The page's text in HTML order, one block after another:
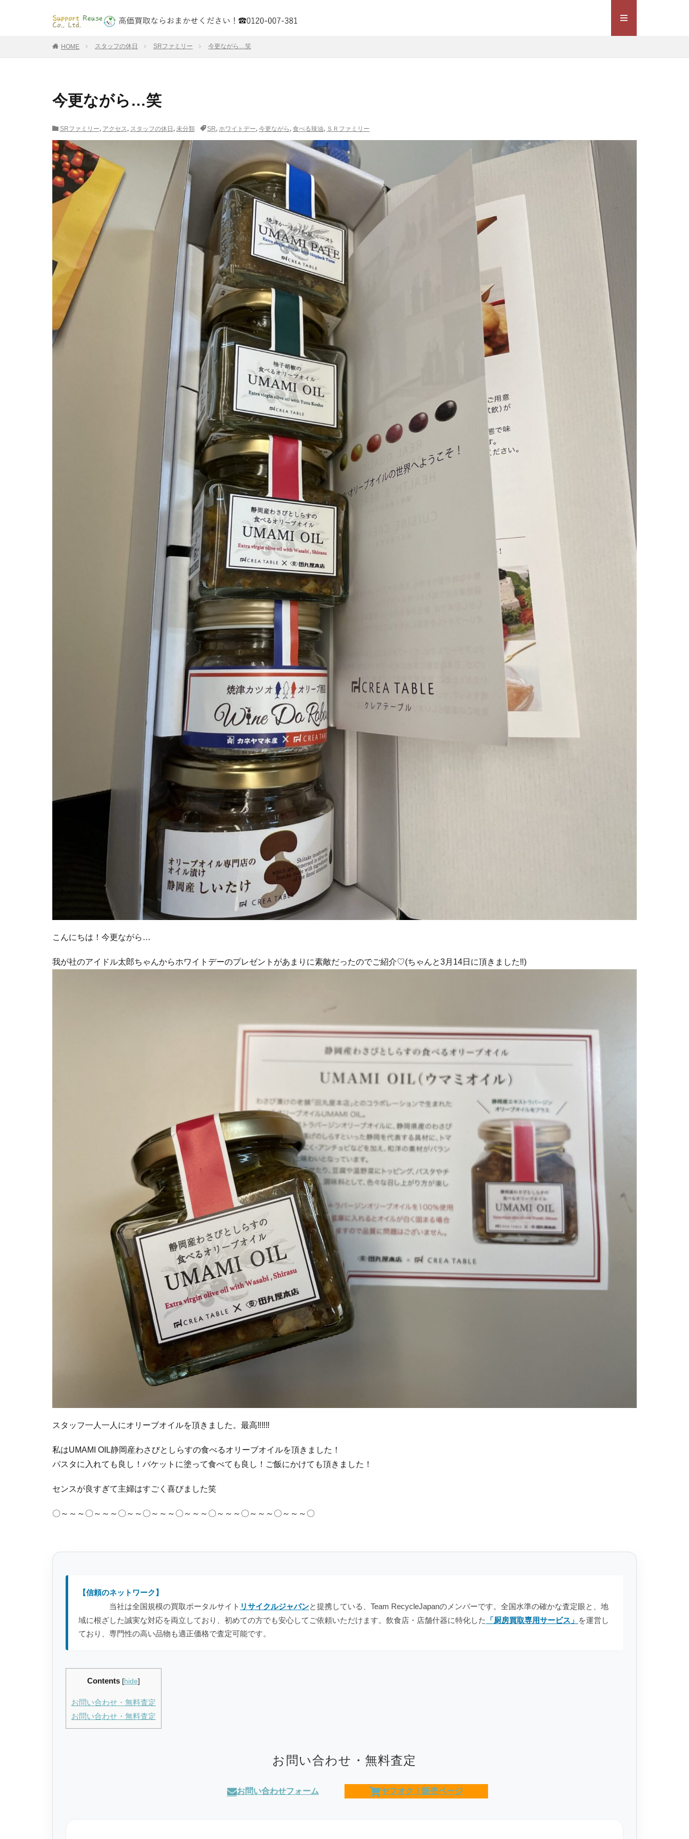
HOME スタッフの休日 SRファミリー 今更ながら…笑
今更ながら…笑
SRファミリー, アクセス, スタッフの休日 , 未分類 SR, ホワイトデー, 今更ながら , 食べる辣油, ＳＲファミリー
こんにちは！今更ながら…
我が社のアイドル太郎ちゃんからホワイトデーのプレゼントがあまりに素敵だったのでご紹介♡(ちゃんと3月14日に頂きました‼)
スタッフ一人一人にオリーブオイルを頂きました。最高‼‼‼
私はUMAMI OIL静岡産わさびとしらすの食べるオリーブオイルを頂きました！
パスタに入れても良し！バケットに塗って食べても良し！ご飯にかけても頂きました！
センスが良すぎて主婦はすごく喜びました笑
〇～～～〇～～～〇～～〇～～～〇～～～〇～～～〇～～～〇～～～〇
【信頼のネットワーク】
当社は全国規模の買取ポータルサイト リサイクルジャパンと提携している、Team RecycleJapanのメンバーです。全国水準の確かな査定眼と、地
域に根ざした誠実な対応を両立しており、初めての方でも安心してご依頼いただけます。飲食店・店舗什器に特化した
「厨房買取専用サービス」 を運営し
ており、専門性の高い品物も適正価格で査定可能です。
Contents [hide]
お問い合わせ・無料査定
お問い合わせ・無料査定
お問い合わせ・無料査定
お問い合わせフォーム ヤフオク！販売ページ